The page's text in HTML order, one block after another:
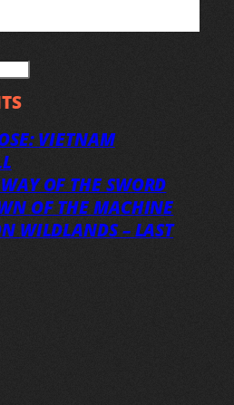
VIETNAM
OF THE SWORD
OF THE MACHINE
WILDLANDS – LAST